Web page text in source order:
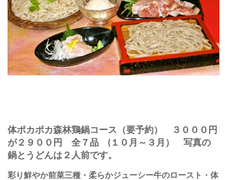
体ポカポカ森林鶏鍋コース（要予約） ３０００円
が２９００円 全７品 (１０月～３月） 写真の
鍋とうどんは２人前です。
彩り鮮やか前菜三種・柔らかジューシー牛のロースト・体